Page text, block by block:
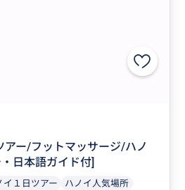
アー/フットマッサージ/ハノ
日本語ガイド付]
イ１日ツアー ハノイ人気場所